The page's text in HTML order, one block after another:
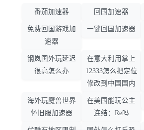
番茄加速器 回国加速器
免费回国游戏加
速器
一键回国加速器
钢岚国外玩延迟
很高怎么办
在意大利用掌上
12333怎么把定位
修改到中国国内
海外玩魔兽世界
怀旧服加速器
在美国能玩公主
连结：Re吗